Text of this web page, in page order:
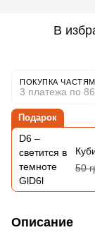
В
ПОКУПКА
3 платежа по
Подарок
50
Описание